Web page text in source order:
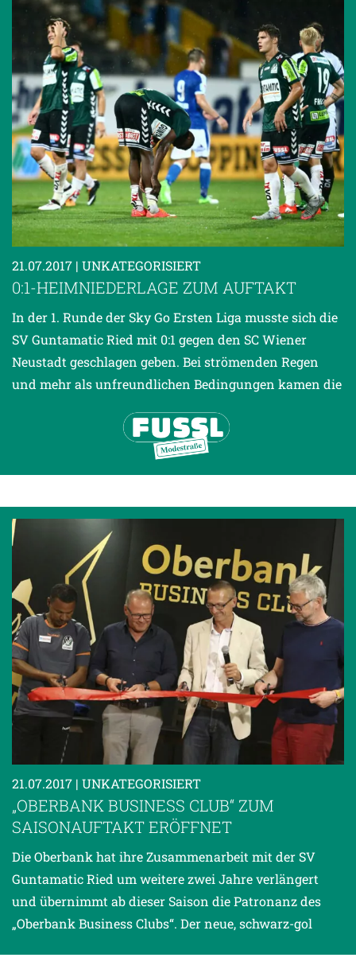
21.07.2017 | UNKATEGORISIERT
0:1-HEIMNIEDERLAGE ZUM AUFTAKT
In der 1. Runde der Sky Go Ersten Liga musste sich die
SV Guntamatic Ried mit 0:1 gegen den SC Wiener
Neustadt geschlagen geben. Bei strömenden Regen
und mehr als unfreundlichen Bedingungen kamen die
21.07.2017 | UNKATEGORISIERT
„OBERBANK BUSINESS CLUB“ ZUM
SAISONAUFTAKT ERÖFFNET
Die Oberbank hat ihre Zusammenarbeit mit der SV
Guntamatic Ried um weitere zwei Jahre verlängert
und übernimmt ab dieser Saison die Patronanz des
„Oberbank Business Clubs“. Der neue, schwarz-gol